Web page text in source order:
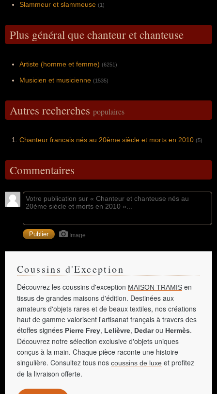
Slammeur et slammeuse (1)
Plus général que chanteur et chanteuse
Artiste (homme et femme) (6251)
Musicien et musicienne (1535)
Autres recherches populaires
Chanteur francais nés au 20ème siècle et morts en 2010 (5)
Commentaires
Image
Coussins d'Exception
Découvrez les coussins d'exception MAISON TRAMIS en
tissus de grandes maisons d'édition. Destinées aux
amateurs d'objets rares et de beaux textiles, nos créations
haut de gamme valorisent l'artisanat français à travers des
étoffes signées Pierre Frey, Lelièvre, Dedarou Hermès.
Découvrez notre sélection exclusive d'objets uniques
conçus à la main. Chaque pièce raconte une histoire
singulière. Consultez tous nos coussins de luxe et profitez
de la livraison offerte.